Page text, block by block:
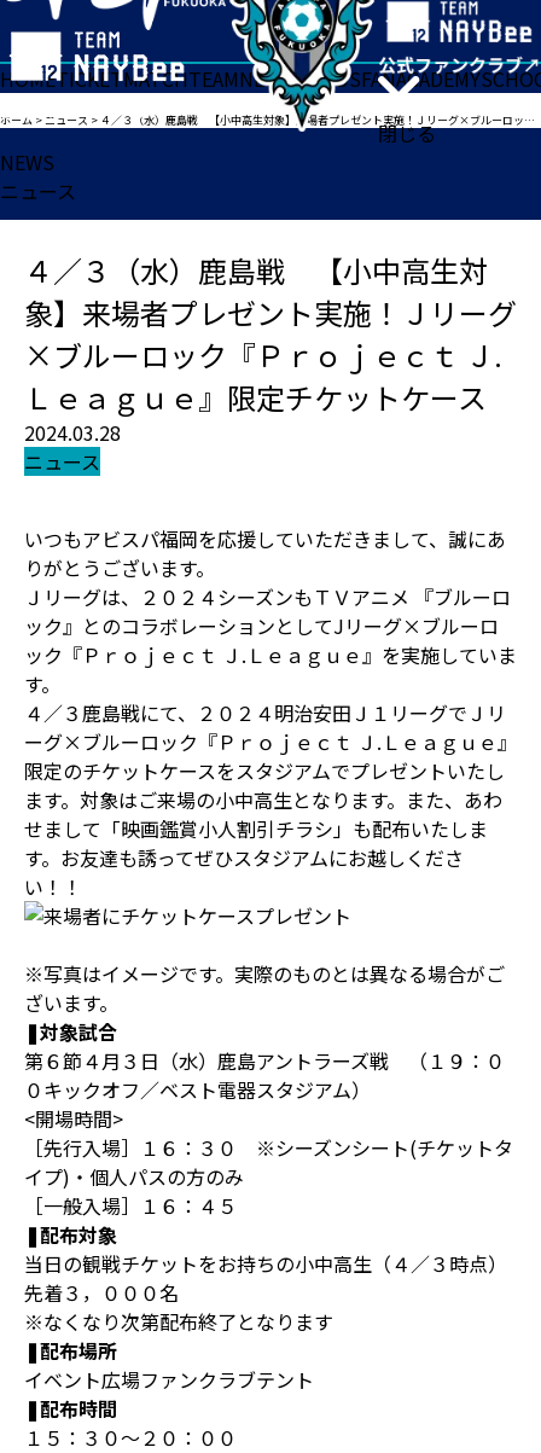
閉じる
HOMETICKETMATCHTEAMNEWSGOODSFANACADEMY
ホーム >ニュース > ４／３（水）鹿島戦 【小中高生対象】来場者プレゼント実施！Ｊリーグ×ブルーロック『Ｐｒｏｊｅｃｔ Ｊ.Ｌｅａｇｕｅ』限定チケットケース
NEWS
ニュース
４／３（水）鹿島戦 【小中高生対
象】来場者プレゼント実施！Ｊリーグ
×ブルーロック『Ｐｒｏｊｅｃｔ Ｊ.
Ｌｅａｇｕｅ』限定チケットケース
2024.03.28
ニュース
いつもアビスパ福岡を応援していただきまして、誠にあ
りがとうございます。
Ｊリーグは、２０２４シーズンもＴＶアニメ 『ブルーロ
ック』とのコラボレーションとしてJリーグ×ブルーロ
ック『Ｐｒｏｊｅｃｔ Ｊ.Ｌｅａｇｕｅ』を実施していま
す。
４／３鹿島戦にて、２０２４明治安田Ｊ１リーグでＪリ
ーグ×ブルーロック『Ｐｒｏｊｅｃｔ Ｊ.Ｌｅａｇｕｅ』
限定のチケットケースをスタジアムでプレゼントいたし
ます。対象はご来場の小中高生となります。また、あわ
せまして「映画鑑賞小人割引チラシ」も配布いたしま
す。お友達も誘ってぜひスタジアムにお越しくださ
い！！
※写真はイメージです。実際のものとは異なる場合がご
ざいます。
❚対象試合
第６節４月３日（水）鹿島アントラーズ戦 （１９：０
０キックオフ／ベスト電器スタジアム）
<開場時間>
［先行入場］１６：３０ ※シーズンシート(チケットタ
イプ)・個人パスの方のみ
［一般入場］１６：４５
❚配布対象
当日の観戦チケットをお持ちの小中高生（４／３時点）
先着３，０００名
※なくなり次第配布終了となります
❚配布場所
イベント広場ファンクラブテント
❚配布時間
１５：３０～２０：００